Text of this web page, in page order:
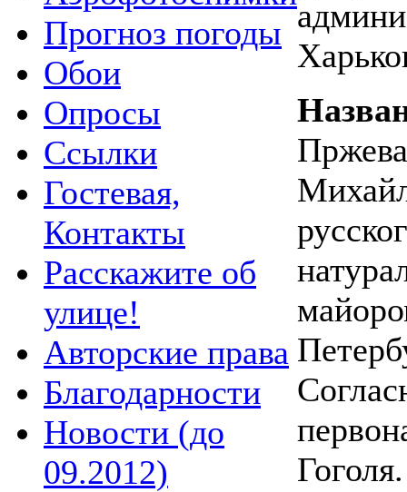
Прогноз погоды
Обои
Опросы
Ссылки
Гостевая,
Контакты
Расскажите об
улице!
Авторские права
Благодарности
Новости (до
09.2012)
Гоголя.